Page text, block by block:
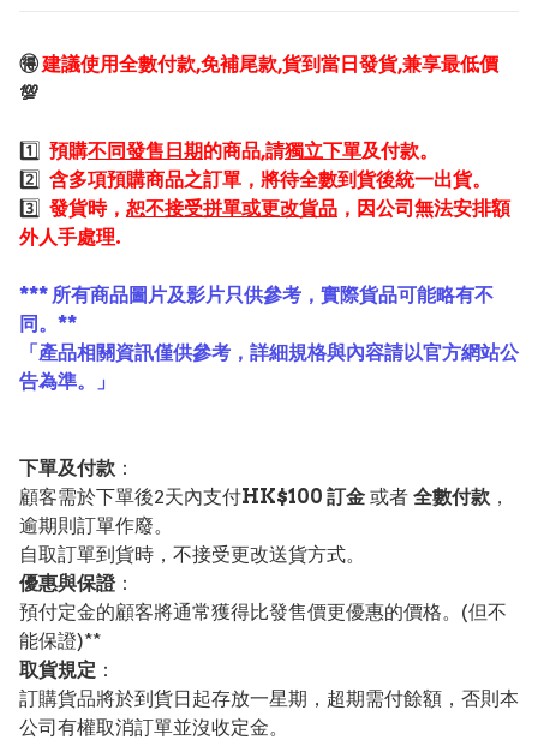
🉐建議使用全數付款,免補尾款,貨到當日發貨,兼享最低價
💯
1️⃣ 預購不同發售日期的商品,請獨立下單及付款。
2️⃣ 含多項預購商品之訂單，將待全數到貨後統一出貨。
3️⃣ 發貨時， 恕不接受拼單或更改貨品 ，因公司無法安排額
外人手處理.
*** 所有商品圖片及影片只供參考，實際貨品可能略有不
同。**
「產品相關資訊僅供參考，詳細規格與內容請以官方網站公
告為準。」
下單及付款 ：
顧客需於下單後2天內支付HK$100 訂金 或者 全數付款 ，
逾期則訂單作廢。
自取訂單到貨時，不接受更改送貨方式。
優惠與保證：
預付定金的顧客將通常獲得比發售價更優惠的價格。(但不
能保證)**
取貨規定 ：
訂購貨品將於到貨日起存放一星期，超期需付餘額，否則本
公司有權取消訂單並沒收定金。